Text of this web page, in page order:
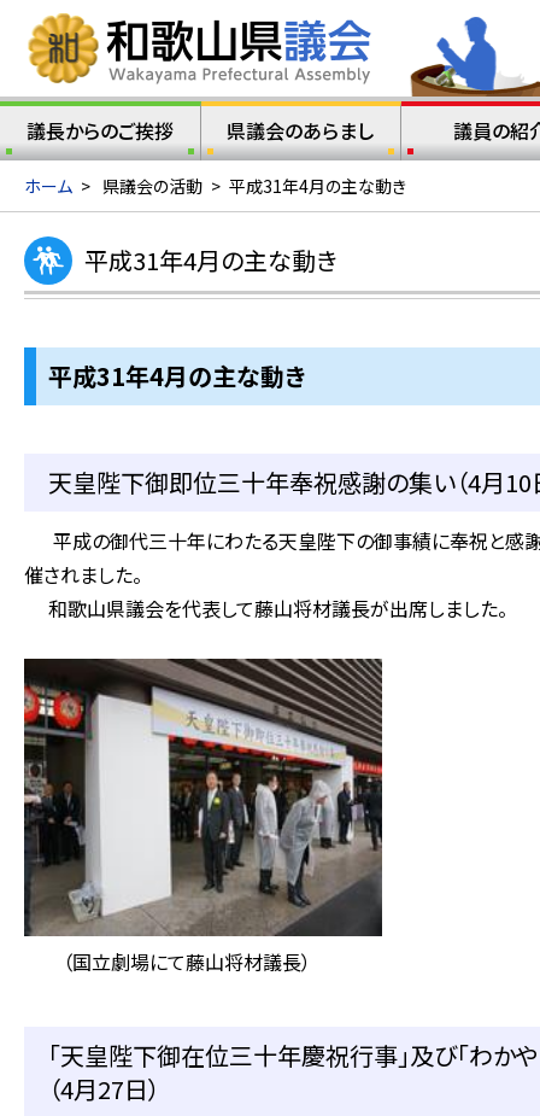
議長からのご挨拶 県議会のあらまし 議員の紹
ホーム > 県議会の活動 > 平成31年4月の主な動き
平成31年4月の主な動き
平成31年4月の主な動き
天皇陛下御即位三十年奉祝感謝の集い（4月10
平成の御代三十年にわたる天皇陛下の御事績に奉祝と感
催されました。
和歌山県議会を代表して藤山将材議長が出席しました。
（国立劇場にて藤山将材議長）
「天皇陛下御在位三十年慶祝行事」及び「わか
（4月27日）